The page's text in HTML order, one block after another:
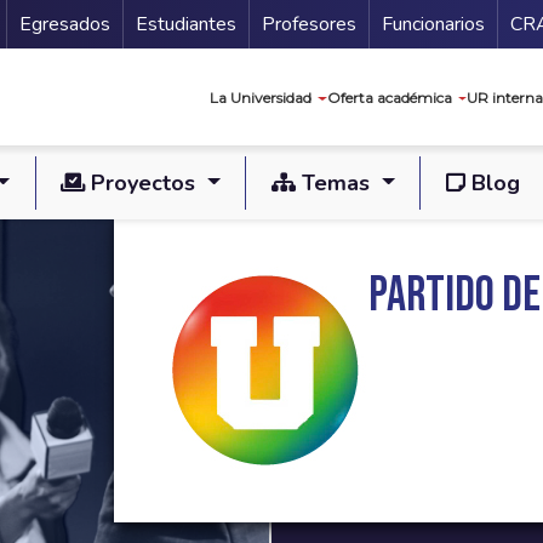
Secundario
Egresados Estudiantes Profesores Funcionarios
La Universidad Oferta académica UR
Proyectos Temas Blog
Partido